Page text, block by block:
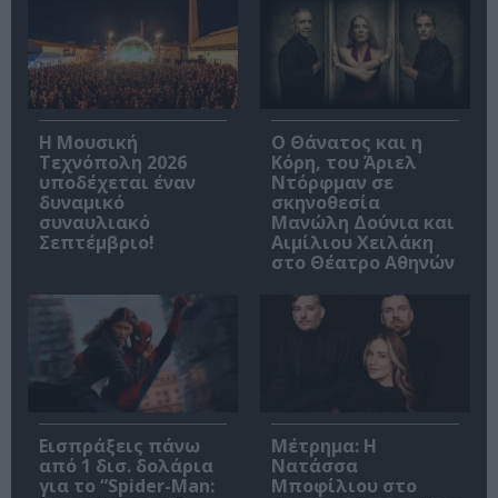
Η Μουσική
Τεχνόπολη 2026
υποδέχεται έναν
δυναμικό
συναυλιακό
Σεπτέμβριο!
Ο Θάνατος και η
Κόρη, του Άριελ
Ντόρφμαν σε
σκηνοθεσία
Μανώλη Δούνια και
Αιμίλιου Χειλάκη
στο Θέατρο Αθηνών
Εισπράξεις πάνω
από 1 δισ. δολάρια
για το “Spider-Man:
Μέτρημα: Η
Νατάσσα
Μποφίλιου στο